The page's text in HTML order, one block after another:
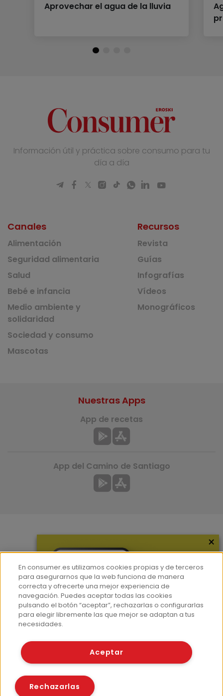
Aprovechar el agua de la lluvia
Información útil y práctica sobre consumo para tu
día a día
Canales
Alimentación
Seguridad alimentaria
Salud
Bebé e infancia
Medio ambiente y
solidaridad
Sociedad y consumo
Mascotas
Recursos
Revista
Guías
Infografías
Vídeos
Monográficos
Hemeroteca
Contacto
Prensa
Corpus Lingüístico Consumer
Nuestras Apps
App de recetas
App del Camino de Santiago
© Fundación EROSKI
Políticas de cookies
×
En consumer.es utilizamos cookies propias y de terceros
para asegurarnos que la web funciona de manera
correcta y ofrecerte una mejor experiencia de
navegación. Puedes aceptar todas las cookies
pulsando el botón “aceptar”, rechazarlas o configurarlas
para elegir libremente las que mejor se adaptan a tus
necesidades.
Aceptar
Rechazarlas